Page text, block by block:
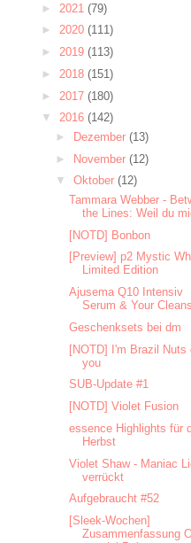
► 2021 (79)
► 2020 (111)
► 2019 (113)
► 2018 (151)
► 2017 (180)
▼ 2016 (142)
►
Dezember (13)
► November (12)
▼ Oktober (12)
Tammara Webber -
the Lines: Weil du
[NOTD] Bonbon
[Preview] p2 Mystic
Limited Edition
Ajusema Q10 Intensiv
Serum & Your
Geschenksets bei dm
[NOTD] I'm Brazil Nuts
you
SUB-Update #1
[NOTD] Violet Fusion
essence Highlights für
Herbst
Violet Shaw - Maniac
verrückt
Aufgebraucht #52
[Sleek-Wochen]
Zusammenfassung